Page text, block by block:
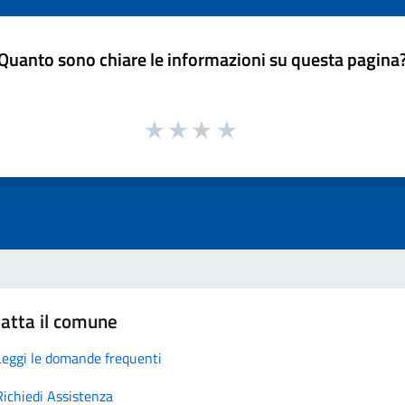
sono chiare le informazioni su questa
il comune
le domande frequenti
Assistenza